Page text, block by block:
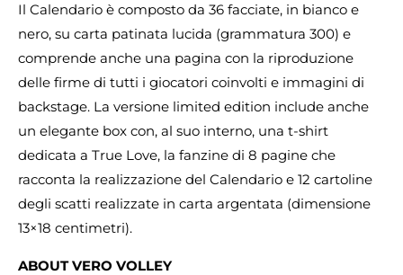
Il Calendario è composto da 36 facciate, in bianco e
nero, su carta patinata lucida (grammatura 300) e
comprende anche una pagina con la riproduzione
delle firme di tutti i giocatori coinvolti e immagini di
backstage. La versione limited edition include anche
un elegante box con, al suo interno, una t-shirt
dedicata a True Love, la fanzine di 8 pagine che
racconta la realizzazione del Calendario e 12 cartoline
degli scatti realizzate in carta argentata (dimensione
13×18 centimetri).
ABOUT VERO VOLLEY